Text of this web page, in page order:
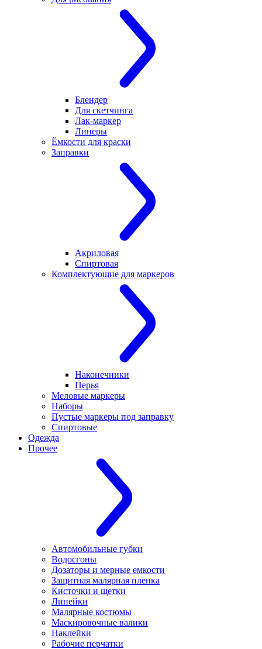
Блендер
Для скетчинга
Лак-маркер
Линеры
Ёмкости для краски
Заправки
Акриловая
Спиртовая
Комплектующие для маркеров
Наконечники
Перья
Меловые маркеры
Наборы
Пустые маркеры под заправку
Спиртовые
Одежда
Прочее
Автомобильные губки
Водосгоны
Дозаторы и мерные емкости
Защитная малярная пленка
Кисточки и щетки
Линейки
Малярные костюмы
Маскировочные валики
Наклейки
Рабочие перчатки